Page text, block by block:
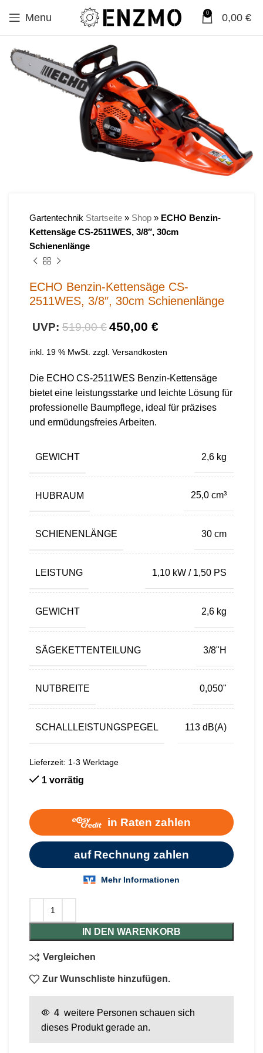
Menu 0 0,00 €
Gartentechnik Startseite » Shop » ECHO Benzin-
Kettensäge CS-2511WES, 3/8″, 30cm
Schienenlänge
ECHO Benzin-Kettensäge CS-
2511WES, 3/8″, 30cm Schienenlänge
519,00€450,00 €
inkl. 19 % MwSt. zzgl. Versandkosten
Die ECHO CS-2511WES Benzin-Kettensäge
bietet eine leistungsstarke und leichte Lösung für
professionelle Baumpflege, ideal für präzises
und ermüdungsfreies Arbeiten.
GEWICHT 2,6 kg
HUBRAUM 25,0 cm³
SCHIENENLÄNGE 30 cm
LEISTUNG 1,10 kW / 1,50 PS
GEWICHT 2,6 kg
SÄGEKETTENTEILUNG 3/8"H
NUTBREITE 0,050"
SCHALLLEISTUNGSPEGEL 113 dB(A)
Lieferzeit: 1-3 Werktage
1 vorrätig
IN DEN WARENKORB
Vergleichen
Zur Wunschliste hinzufügen.
4 weitere Personen schauen sich
dieses Produkt gerade an.